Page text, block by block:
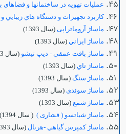
عملیات تهویه در ساختمانها و فضاهای
كاربرد تجهيزات و دستگاه هاي زيبايي
ماساژ آروماتراپی (سال 1393)
ماساژ ايراني (سال 1393)
ماساژ بافت عمقي - ديپ تيشو (سال 1393)
ماساژ تاي (سال 1393)
ماساژ سنگ (سال 1393)
ماساژ سوئدی (سال 1393)
ماساژ شمع (سال 1393)
ماساژ شیاتسو ( فشاری ) ( سال 1394)
ماساژ كمپرس گياهي -هربال (سال 1393)